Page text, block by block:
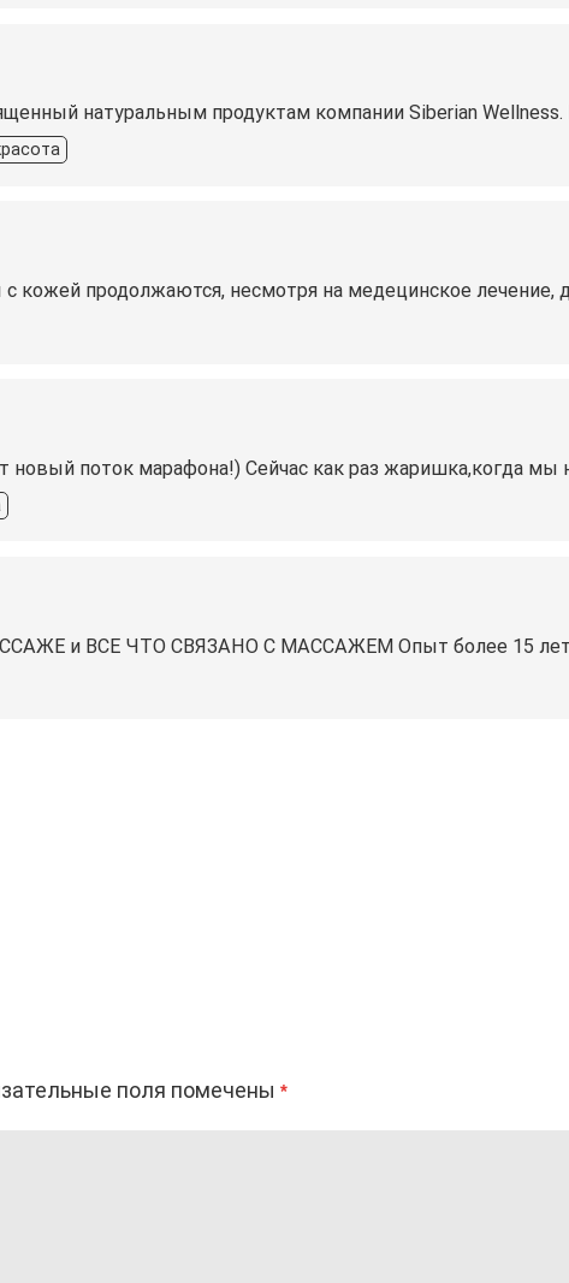
натуральным продуктам компании Siberian
кожей продолжаются, несмотря на медецинское лечение,
новый поток марафона!) Сейчас как раз жаришка,когда
и ВСЕ ЧТО СВЯЗАНО С МАССАЖЕМ Опыт более 15
поля помечены *